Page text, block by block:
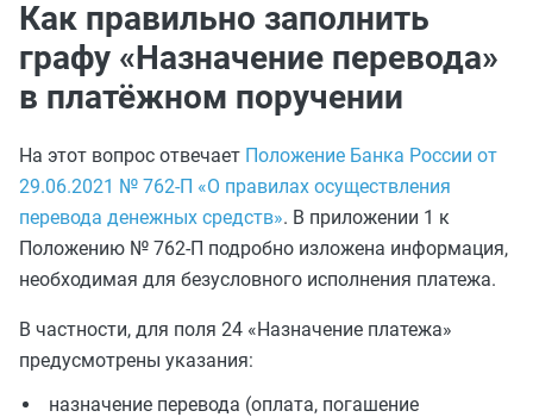
Как правильно заполнить
графу «Назначение перевода»
в платёжном поручении
На этот вопрос отвечает Положение Банка России от
29.06.2021 № 762-П «О правилах осуществления
перевода денежных средств». В приложении 1 к
Положению № 762-П подробно изложена информация,
необходимая для безусловного исполнения платежа.
В частности, для поля 24 «Назначение платежа»
предусмотрены указания:
назначение перевода (оплата, погашение